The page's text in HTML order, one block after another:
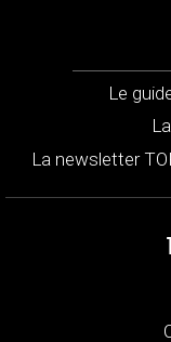
Le
La newsletter